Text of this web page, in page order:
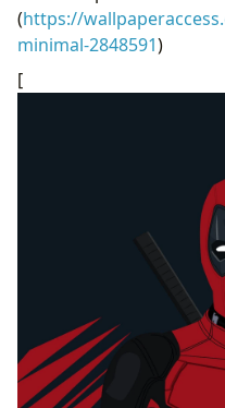
(https://
minimal-2848591)
[